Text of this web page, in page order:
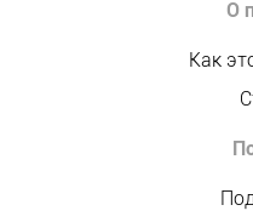
О
Как